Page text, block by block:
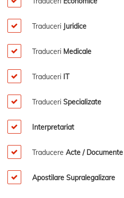
Traduceri Juridice
Traduceri Medicale
Traduceri IT
Traduceri Specializate
Interpretariat
Traducere Acte / Documente
Apostilare Supralegalizare